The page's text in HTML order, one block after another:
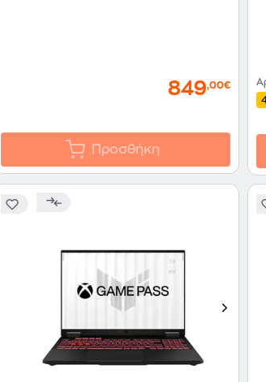
849,00€
Προσθήκη